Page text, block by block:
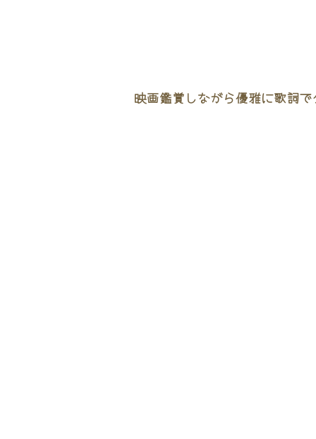
映画鑑賞しながら優雅に歌詞